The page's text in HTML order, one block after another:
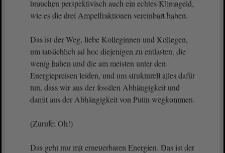
brauchen perspektivisch auch ein echtes Klimageld,
wie es die drei Ampelfraktionen vereinbart haben.
Das ist der Weg, liebe Kolleginnen und Kollegen,
um tatsächlich ad hoc diejenigen zu entlasten, die
wenig haben und die am meisten unter den
Energiepreisen leiden, und um strukturell alles dafür
tun, dass wir aus der fossilen Abhängigkeit und
damit aus der Abhängigkeit von Putin wegkommen.
(Zurufe: Oh!)
Das geht nur mit erneuerbaren Energien. Das ist der